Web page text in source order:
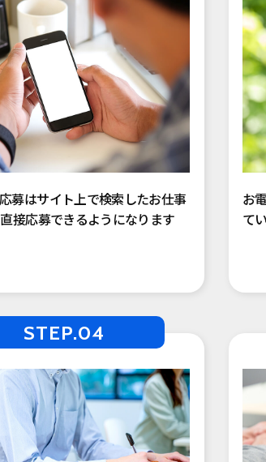
募はサイト上で検索したお仕事
接応募できるようになります
お
て
STEP.04